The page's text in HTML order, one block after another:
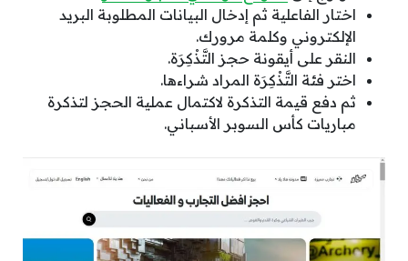
اختار الفاعلية ثم إدخال البيانات المطلوبة البريد
الإلكتروني وكلمة مرورك.
النقر على أيقونة حجز التَّذْكِرَة.
اختر فئة التَّذْكِرَة المراد شراءها.
ثم دفع قيمة التذكرة لاكتمال عملية الحجز لتذكرة
مباريات كأس السوبر الأسباني.